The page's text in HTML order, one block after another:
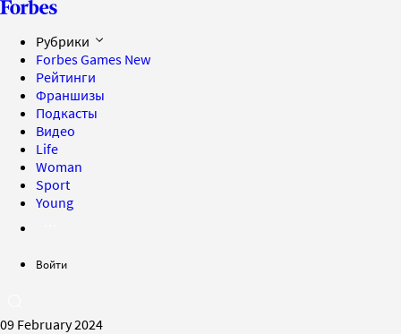
Рубрики
Forbes Games New
Рейтинги
Франшизы
Подкасты
Видео
Life
Woman
Sport
Young
Войти
09 February 2024